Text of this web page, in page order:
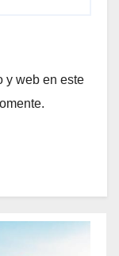
y web en este